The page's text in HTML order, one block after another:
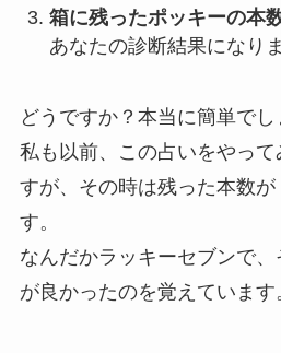
箱に残ったポッキーの本
あなたの診断結果になり
どうですか？本当に簡単でし
私も以前、この占いをやっ
すが、その時は残った本数
す。
なんだかラッキーセブンで
が良かったのを覚えています